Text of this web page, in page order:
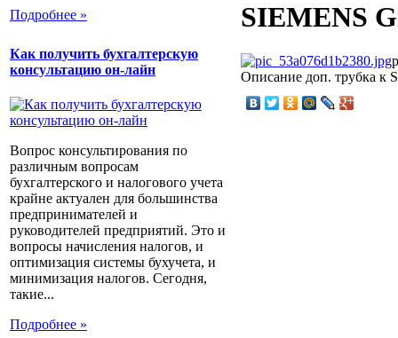
Подробнее »
Как получить бухгалтерскую
консультацию он-лайн
Вопрос консультирования по
различным вопросам
бухгалтерского и налогового учета
крайне актуален для большинства
предпринимателей и
руководителей предприятий. Это и
вопросы начисления налогов, и
оптимизация системы бухучета, и
минимизация налогов. Сегодня,
такие...
Подробнее »
SIEMENS
Описание доп. трубка к